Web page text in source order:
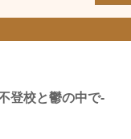
登校と鬱の中で-